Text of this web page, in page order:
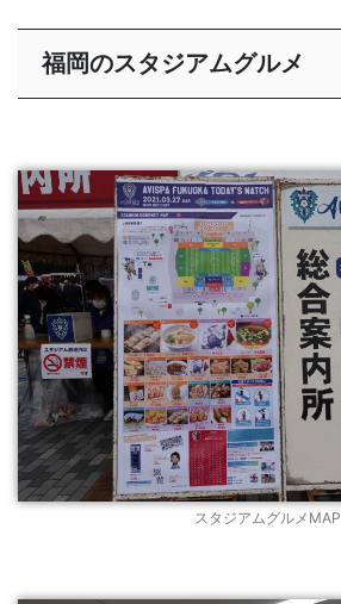
福岡のスタジアムグルメ
スタジアムグルメMAP